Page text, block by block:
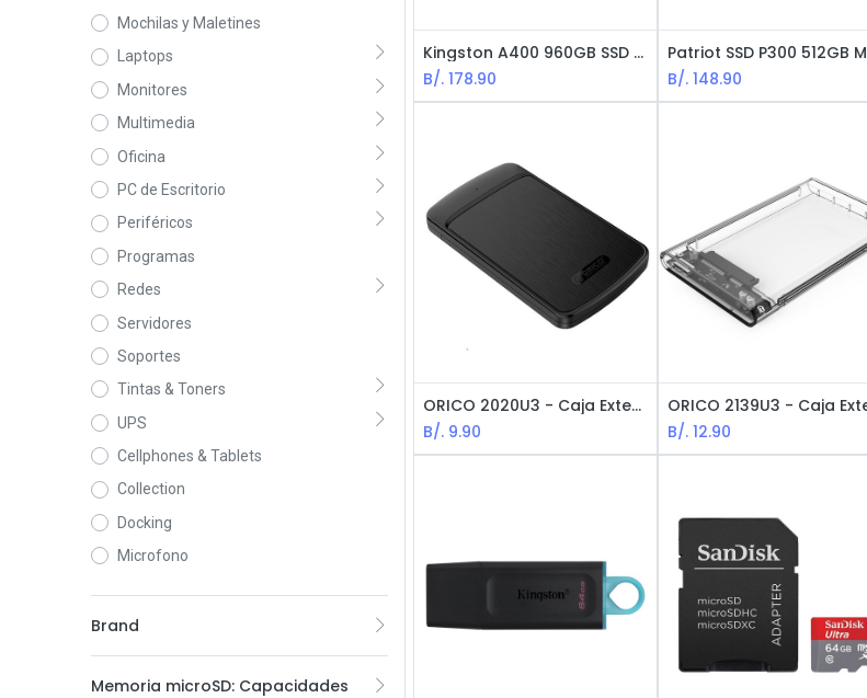
Mochilas y Maletines
Laptops
Monitores
Multimedia
Oficina
PC de Escritorio
Periféricos
Programas
Redes
Servidores
Soportes
Tintas & Toners
UPS
Cellphones & Tablets
Collection
Docking
Microfono
Brand
Memoria microSD: Capacidades
Kingston A400 960GB SSD - 2.5" / Negro
B/.178.90
B/.148.90
ORICO 2020U3 - Caja Externa / 2.5 / SATA HDD / USB 3.0 / Black
B/. 9.90
B/.12.90